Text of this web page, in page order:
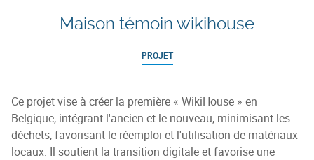
Maison témoin wikihouse
PROJET
Ce projet vise à créer la première « WikiHouse » en
Belgique, intégrant l'ancien et le nouveau, minimisant les
déchets, favorisant le réemploi et l'utilisation de matériaux
locaux. Il soutient la transition digitale et favorise une